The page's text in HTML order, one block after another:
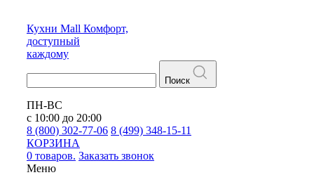
Кухни Mall Комфорт,
доступный
каждому
Поиск
ПН-ВС
с 10:00 до 20:00
8 (800) 302-77-06 8 (499) 348-15-11
КОРЗИНА
0 товаров. Заказать звонок
Меню